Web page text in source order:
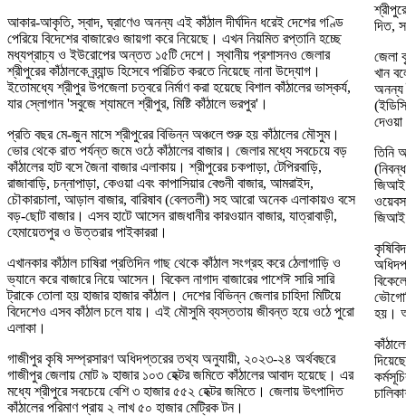
আকার-আকৃতি, স্বাদ, ঘ্রাণেও অনন্য এই কাঁঠাল দীর্ঘদিন ধরেই দেশের গণ্ডি
পেরিয়ে বিদেশের বাজারেও জায়গা করে নিয়েছে। এখন নিয়মিত রপ্তানি হচ্ছে
মধ্যপ্রাচ্য ও ইউরোপের অন্তত ১৫টি দেশে। স্থানীয় প্রশাসনও জেলার
শ্রীপুরের কাঁঠালকে ব্র্যান্ড হিসেবে পরিচিত করতে নিয়েছে নানা উদ্যোগ।
ইতোমধ্যে শ্রীপুর উপজেলা চত্বরে নির্মাণ করা হয়েছে বিশাল কাঁঠালের ভাস্কর্য,
যার স্লোগান 'সবুজে শ্যামলে শ্রীপুর, মিষ্টি কাঁঠালে ভরপুর'।
প্রতি বছর মে-জুন মাসে শ্রীপুরের বিভিন্ন অঞ্চলে শুরু হয় কাঁঠালের মৌসুম।
ভোর থেকে রাত পর্যন্ত জমে ওঠে কাঁঠালের বাজার। জেলার মধ্যে সবচেয়ে বড়
কাঁঠালের হাট বসে জৈনা বাজার এলাকায়। শ্রীপুরের চকপাড়া, টেপিরবাড়ি,
রাজাবাড়ি, চন্নাপাড়া, কেওয়া এবং কাপাসিয়ার বেগুনী বাজার, আমরাইদ,
চৌকারচালা, আড়াল বাজার, বারিষাব (বেলতলী) সহ আরো অনেক এলাকায়ও বসে
বড়-ছোট বাজার। এসব হাটে আসেন রাজধানীর কারওয়ান বাজার, যাত্রাবাড়ী,
হেমায়েতপুর ও উত্তরার পাইকাররা।
এখানকার কাঁঠাল চাষিরা প্রতিদিন গাছ থেকে কাঁঠাল সংগ্রহ করে ঠেলাগাড়ি ও
ভ্যানে করে বাজারে নিয়ে আসেন। বিকেল নাগাদ বাজারের পাশেঈ সারি সারি
ট্রাকে তোলা হয় হাজার হাজার কাঁঠাল। দেশের বিভিন্ন জেলার চাহিদা মিটিয়ে
বিদেশেও এসব কাঁঠাল চলে যায়। এই মৌসুমি ব্যস্ততায় জীবন্ত হয়ে ওঠে পুরো
এলাকা।
গাজীপুর কৃষি সম্প্রসারণ অধিদপ্তরের তথ্য অনুযায়ী, ২০২৩-২৪ অর্থবছরে
গাজীপুর জেলায় মোট ৯ হাজার ১০৩ হেক্টর জমিতে কাঁঠালের আবাদ হয়েছে। এর
মধ্যে শ্রীপুরে সবচেয়ে বেশি ৩ হাজার ৫৫২ হেক্টর জমিতে। জেলায় উৎপাদিত
কাঁঠালের পরিমাণ প্রায় ২ লাখ ৫০ হাজার মেট্রিক টন।
দিত,
জেলা
খান
অনন্য
তিনি
জিআই
জিআই
হয়।